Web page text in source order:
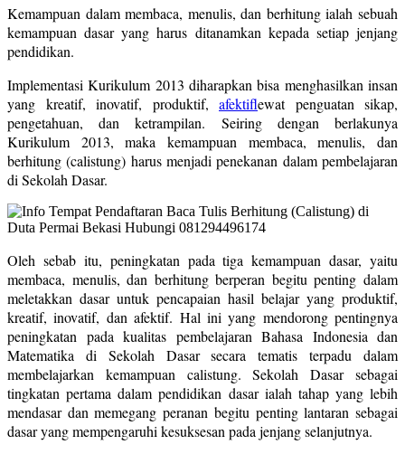
Kemampuan dalam membaca, menulis, dan berhitung ialah sebuah
kemampuan dasar yang harus ditanamkan kepada setiap jenjang
pendidikan.
Implementasi Kurikulum 2013 diharapkan bisa menghasilkan insan
yang kreatif, inovatif, produktif, afektiflewat penguatan sikap,
pengetahuan, dan ketrampilan. Seiring dengan berlakunya
Kurikulum 2013, maka kemampuan membaca, menulis, dan
berhitung (calistung) harus menjadi penekanan dalam pembelajaran
di Sekolah Dasar.
Oleh sebab itu, peningkatan pada tiga kemampuan dasar, yaitu
membaca, menulis, dan berhitung berperan begitu penting dalam
meletakkan dasar untuk pencapaian hasil belajar yang produktif,
kreatif, inovatif, dan afektif. Hal ini yang mendorong pentingnya
peningkatan pada kualitas pembelajaran Bahasa Indonesia dan
Matematika di Sekolah Dasar secara tematis terpadu dalam
membelajarkan kemampuan calistung. Sekolah Dasar sebagai
tingkatan pertama dalam pendidikan dasar ialah tahap yang lebih
mendasar dan memegang peranan begitu penting lantaran sebagai
dasar yang mempengaruhi kesuksesan pada jenjang selanjutnya.